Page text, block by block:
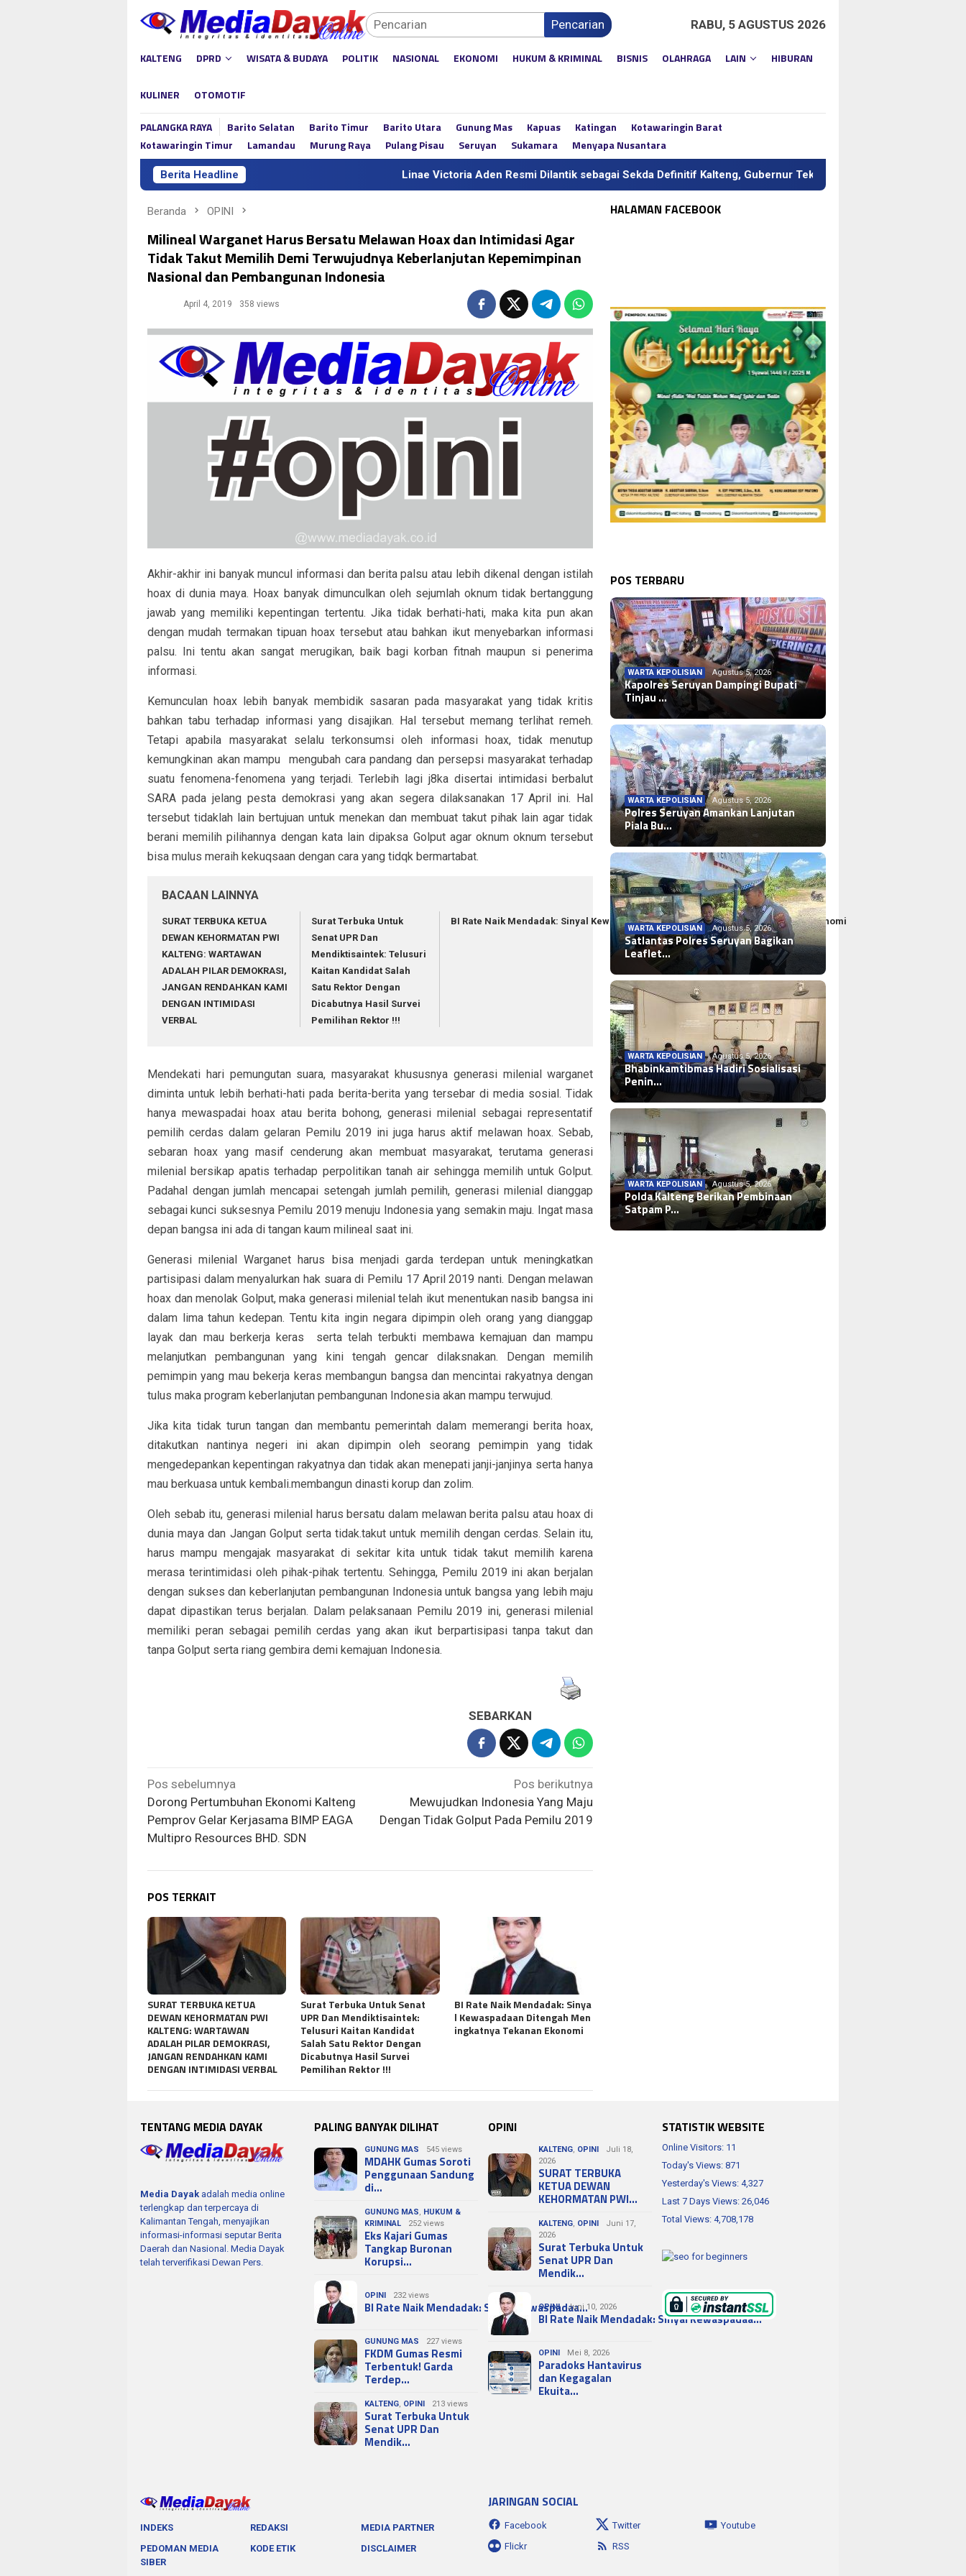
Loncat
Pencarian RABU, 5 AGUSTUS 2026
KALTENG DPRD WISATA & BUDAYA POLITIK NASIONAL EKONOMI HUKUM & KRIMINAL BISNIS OLAHRAGA LAIN HIBURAN
KULINER OTOMOTIF
PALANGKA RAYA Barito Selatan Barito Timur Barito Utara Gunung Mas Kapuas Katingan
Kotawaringin Barat
Kotawaringin Timur
Lamandau Murung Raya Pulang Pisau Seruyan Sukamara Menyapa Nusantara
Berita Headline Linae Victoria Aden Resmi Dilantik sebagai Sekda Definitif Kalteng, Gubernur Tekankan Kerja Keras dan Kolaborasi
Beranda OPINI
Milineal Warganet Harus Bersatu Melawan Hoax dan Intimidasi Agar
Tidak Takut Memilih Demi Terwujudnya Keberlanjutan Kepemimpinan
Nasional dan Pembangunan Indonesia
April 4, 2019 358 views
Akhir-akhir ini banyak muncul informasi dan berita palsu atau lebih dikenal dengan istilah
hoax di dunia maya. Hoax banyak dimunculkan oleh sejumlah oknum tidak bertanggung
jawab yang memiliki kepentingan tertentu. Jika tidak berhati-hati, maka kita pun akan
dengan mudah termakan tipuan hoax tersebut atau bahkan ikut menyebarkan informasi
palsu. Ini tentu akan sangat merugikan, baik bagi korban fitnah maupun si penerima
informasi.
Kemunculan hoax lebih banyak membidik sasaran pada masyarakat yang tidak kritis
bahkan tabu terhadap informasi yang disajikan. Hal tersebut memang terlihat remeh.
Tetapi apabila masyarakat selalu terkonsumsi oleh informasi hoax, tidak menutup
kemungkinan akan mampu mengubah cara pandang dan persepsi masyarakat terhadap
suatu fenomena-fenomena yang terjadi. Terlebih lagi j8ka disertai intimidasi berbalut
SARA pada jelang pesta demokrasi yang akan segera dilaksanakan 17 April ini. Hal
tersebut tidaklah lain bertujuan untuk menekan dan membuat takut pihak lain agar tidak
berani memilih pilihannya dengan kata lain dipaksa Golput agar oknum oknum tersebut
bisa mulus meraih kekuqsaan dengan cara yang tidqk bermartabat.
BACAAN LAINNYA
SURAT TERBUKA KETUA
DEWAN KEHORMATAN PWI
KALTENG: WARTAWAN
ADALAH PILAR DEMOKRASI,
JANGAN RENDAHKAN KAMI
DENGAN INTIMIDASI
VERBAL
Surat Terbuka Untuk
Senat UPR Dan
Mendiktisaintek: Telusuri
Kaitan Kandidat Salah
Satu Rektor Dengan
Dicabutnya Hasil Survei
Pemilihan Rektor !!!
BI Rate Naik Mendadak: Sinyal Kewaspadaan Ditengah Meningkatnya Tekanan Ekonomi
Mendekati hari pemungutan suara, masyarakat khususnya generasi milenial warganet
diminta untuk lebih berhati-hati pada berita-berita yang tersebar di media sosial. Tidak
hanya mewaspadai hoax atau berita bohong, generasi milenial sebagai representatif
pemilih cerdas dalam gelaran Pemilu 2019 ini juga harus aktif melawan hoax. Sebab,
sebaran hoax yang masif cenderung akan membuat masyarakat, terutama generasi
milenial bersikap apatis terhadap perpolitikan tanah air sehingga memilih untuk Golput.
Padahal dengan jumlah mencapai setengah jumlah pemilih, generasi milenial dianggap
sebagai kunci suksesnya Pemilu 2019 menuju Indonesia yang semakin maju. Ingat masa
depan bangsa ini ada di tangan kaum milineal saat ini.
Generasi milenial Warganet harus bisa menjadi garda terdepan untuk meningkatkan
partisipasi dalam menyalurkan hak suara di Pemilu 17 April 2019 nanti. Dengan melawan
hoax dan menolak Golput, maka generasi milenial telah ikut menentukan nasib bangsa ini
dalam lima tahun kedepan. Tentu kita ingin negara dipimpin oleh orang yang dianggap
layak dan mau berkerja keras serta telah terbukti membawa kemajuan dan mampu
melanjutkan pembangunan yang kini tengah gencar dilaksnakan. Dengan memilih
pemimpin yang mau bekerja keras membangun bangsa dan mencintai rakyatnya dengan
tulus maka program keberlanjutan pembangunan Indonesia akan mampu terwujud.
Jika kita tidak turun tangan dan membantu pemerintah dalam memerangi berita hoax,
ditakutkan nantinya negeri ini akan dipimpin oleh seorang pemimpin yang tidak
mengedepankan kepentingan rakyatnya dan tidak akan menepati janji-janjinya serta hanya
mau berkuasa untuk kembali.membangun dinasti korup dan zolim.
Oleh sebab itu, generasi milenial harus bersatu dalam melawan berita palsu atau hoax di
dunia maya dan Jangan Golput serta tidak.takut untuk memilih dengan cerdas. Selain itu,
harus mampu mengajak masyarakat di sekitar kita untuk tidak takut memilih karena
merasa terintimidasi oleh pihak-pihak tertentu. Sehingga, Pemilu 2019 ini akan berjalan
dengan sukses dan keberlanjutan pembangunan Indonesia untuk bangsa yang lebih maju
dapat dipastikan terus berjalan. Dalam pelaksanaan Pemilu 2019 ini, generasi milenial
memiliki peran sebagai pemilih cerdas yang akan ikut berpartisipasi tanpa takut dan
tanpa Golput serta riang gembira demi kemajuan Indonesia.
SEBARKAN
Navigasi
pos
Pos sebelumnya
Dorong Pertumbuhan Ekonomi Kalteng
Pemprov Gelar Kerjasama BIMP EAGA
Multipro Resources BHD. SDN
Pos berikutnya
Mewujudkan Indonesia Yang Maju
Dengan Tidak Golput Pada Pemilu 2019
POS TERKAIT
SURAT TERBUKA KETUA
DEWAN KEHORMATAN PWI
KALTENG: WARTAWAN
ADALAH PILAR DEMOKRASI,
JANGAN RENDAHKAN KAMI
DENGAN INTIMIDASI VERBAL
Surat Terbuka Untuk Senat
UPR Dan Mendiktisaintek:
Telusuri Kaitan Kandidat
Salah Satu Rektor Dengan
Dicabutnya Hasil Survei
Pemilihan Rektor !!!
BI Rate Naik Mendadak: Sinya
l Kewaspadaan Ditengah Men
ingkatnya Tekanan Ekonomi
HALAMAN FACEBOOK
POS TERBARU
WARTA KEPOLISIAN Agustus 5, 2026
Kapolres Seruyan Dampingi Bupati
Tinjau …
WARTA KEPOLISIAN Agustus 5, 2026
Polres Seruyan Amankan Lanjutan
Piala Bu…
WARTA KEPOLISIAN Agustus 5, 2026
Satlantas Polres Seruyan Bagikan
Leaflet…
WARTA KEPOLISIAN Agustus 5, 2026
Bhabinkamtibmas Hadiri Sosialisasi
Penin…
WARTA KEPOLISIAN Agustus 5, 2026
Polda Kalteng Berikan Pembinaan
Satpam P…
TENTANG MEDIA DAYAK
Media Dayak adalah media online
terlengkap dan terpercaya di
Kalimantan Tengah, menyajikan
informasi-informasi seputar Berita
Daerah dan Nasional. Media Dayak
telah terverifikasi Dewan Pers.
PALING BANYAK DILIHAT
GUNUNG MAS 545 views
MDAHK Gumas Soroti
Penggunaan Sandung
di…
GUNUNG MAS, HUKUM &
KRIMINAL
252 views
Eks Kajari Gumas
Tangkap Buronan
Korupsi…
OPINI 232 views
BI Rate Naik Mendadak: Sinyal Kewaspadaa…
GUNUNG MAS 227 views
FKDM Gumas Resmi
Terbentuk! Garda
Terdep…
KALTENG, OPINI 213 views
Surat Terbuka Untuk
Senat UPR Dan
Mendik…
OPINI
KALTENG, OPINI
Juli 18,
2026
SURAT TERBUKA
KETUA DEWAN
KEHORMATAN PWI…
KALTENG, OPINI
Juni 17,
2026
Surat Terbuka Untuk
Senat UPR Dan
Mendik…
OPINI Juni 10, 2026
BI Rate Naik Mendadak: Sinyal Kewaspadaa…
OPINI Mei 8, 2026
Paradoks Hantavirus
dan Kegagalan
Ekuita…
STATISTIK WEBSITE
Online Visitors: 11
Today's Views: 871
Yesterday's Views: 4,327
Last 7 Days Views: 26,046
Total Views: 4,708,178
INDEKS REDAKSI
MEDIA PARTNER
PEDOMAN MEDIA
SIBER
KODE ETIK DISCLAIMER
JARINGAN SOCIAL
Facebook Twitter
Youtube
Flickr
RSS